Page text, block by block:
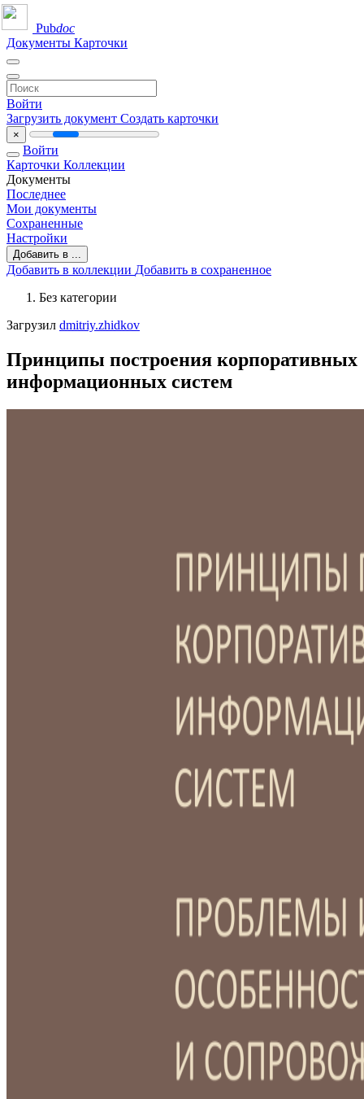
Pubdoc
Документы Карточки
Войти
Загрузить документ Создать карточки
×
Войти
Карточки Коллекции
Документы
Последнее
Мои документы
Сохраненные
Настройки
Добавить в ...
Добавить в коллекции Добавить в сохраненное
Без категории
Загрузил dmitriy.zhidkov
Принципы построения корпоративных
информационных систем